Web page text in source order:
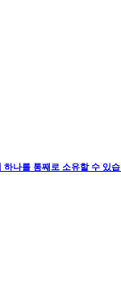
나를 통째로 소유할 수 있